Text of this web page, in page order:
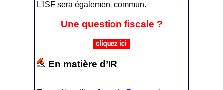
L'ISF sera également commun.
Une question fiscale ?
En matière d’IR